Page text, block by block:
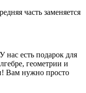
часть заменяется
нас есть подарок для
геометрии и
Вам нужно просто